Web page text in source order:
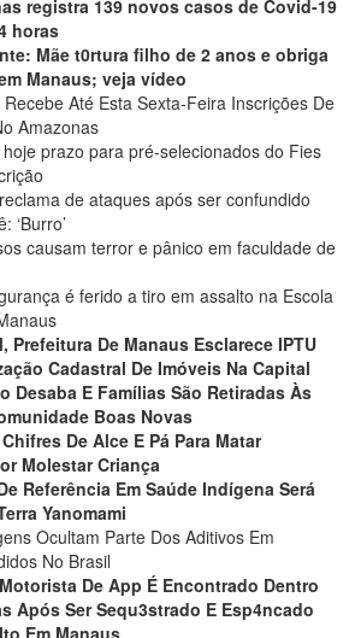
registra 139 novos casos de Covid-19
horas
Mãe t0rtura filho de 2 anos e obriga
Manaus; veja vídeo
Até Esta Sexta-Feira Inscrições De
Amazonas
prazo para pré-selecionados do Fies
de ataques após ser confundido
‘Burro’
causam terror e pânico em faculdade de
é ferido a tiro em assalto na Escola
Prefeitura De Manaus Esclarece IPTU
Cadastral De Imóveis Na Capital
Desaba E Famílias São Retiradas Às
Boas Novas
De Alce E Pá Para Matar
Molestar Criança
Referência Em Saúde Indígena Será
Yanomami
Ocultam Parte Dos Aditivos Em
No Brasil
De App É Encontrado Dentro
Após Ser Sequ3strado E Esp4ncado
Em Manaus